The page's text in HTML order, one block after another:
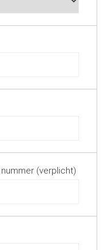
(verplicht)